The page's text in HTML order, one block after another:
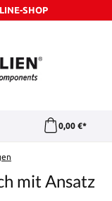
SHOP
0,00 €*
mit Ansatz